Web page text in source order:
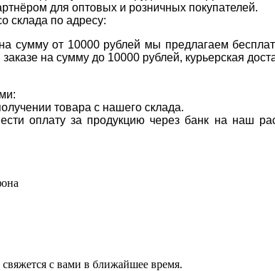
для оптовых и розничных покупателей.
склада по адресу:
сумму от 10000 рублей мы предлагаем
на сумму до 10000 рублей, курьерская
товара с нашего склада.
оплату за продукцию через банк на наш
с вами в ближайшее время.